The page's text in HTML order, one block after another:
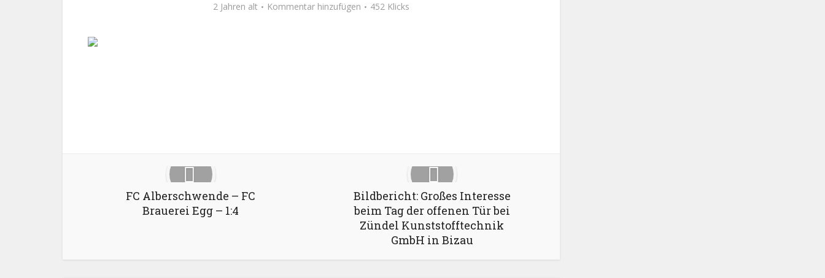
2 Jahren alt Kommentar hinzufügen 452 Klicks
FC Alberschwende – FC
Brauerei Egg – 1:4
Bildbericht: Großes Interesse
beim Tag der offenen Tür bei
Zündel Kunststofftechnik
GmbH in Bizau